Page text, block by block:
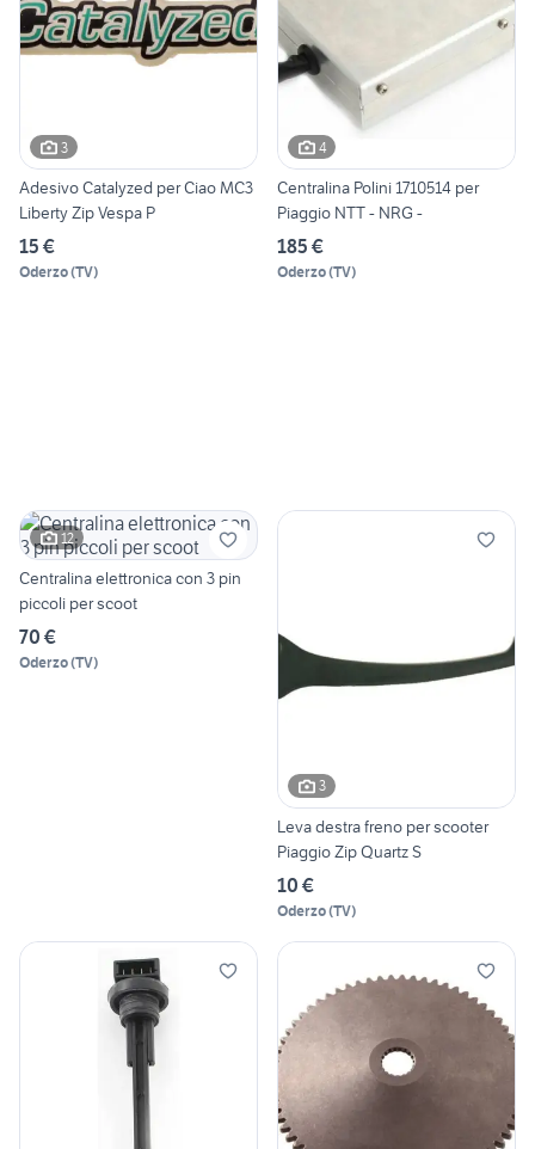
3
Adesivo Catalyzed per Ciao MC3
Liberty Zip Vespa P
15 €
Oderzo(TV)
4
Centralina Polini 1710514 per
Piaggio NTT - NRG -
185 €
Oderzo(TV)
12
Centralina elettronica con 3 pin
piccoli per scoot
70 €
Oderzo(TV)
3
Leva destra freno per scooter
Piaggio Zip Quartz S
10 €
Oderzo(TV)